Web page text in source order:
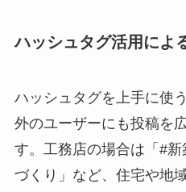
ハッシュタグ活用によ
ハッシュタグを上手に使
外のユーザーにも投稿を
す。工務店の場合は「#
づくり」など、住宅や地